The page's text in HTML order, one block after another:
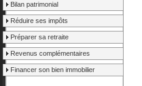
Bilan patrimonial
Réduire ses impôts
Préparer sa retraite
Revenus complémentaires
Financer son bien immobilier